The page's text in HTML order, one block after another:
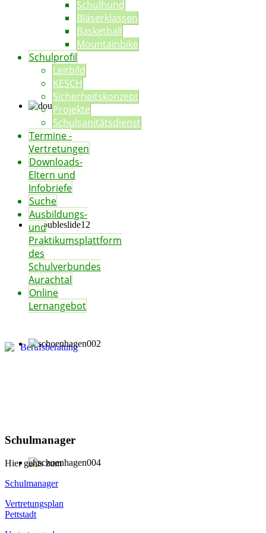
Schulhund
Bläserklassen
Basketball
Mountainbike
Schulprofil
Leitbild
KESCH
Sicherheitskonzept
Projekte
Schulsanitätsdienst
Termine -
Vertretungen
Downloads-
Eltern und
Infobriefe
Suche
Ausbildungs-
und
Praktikumsplattform
des
Schulverbundes
Aurachtal
Online
Lernangebot
Schulmanager
Hier gehts zum
Schulmanager
Vertretungsplan
Pettstadt